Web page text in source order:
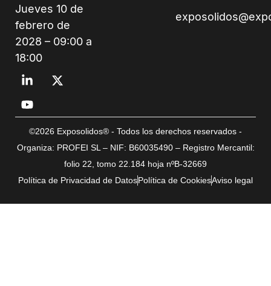
Jueves 10 de
febrero de
2028 – 09:00 a
18:00
©2026 Exposolidos® - Todos los derechos reservados -
Organiza: PROFEI SL – NIF: B60035490 – Registro Mercantil:
folio 22, tomo 22.184 hoja nºB-32669
Política de Privacidad de DatosPolítica de CookiesAviso legal